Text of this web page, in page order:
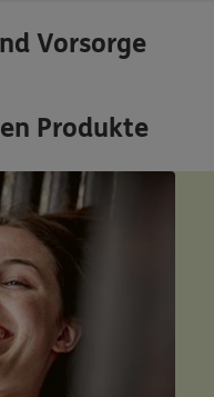
Vorsorge
Produkte